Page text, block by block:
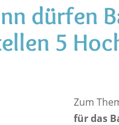
dürfen
5
Zum
für das